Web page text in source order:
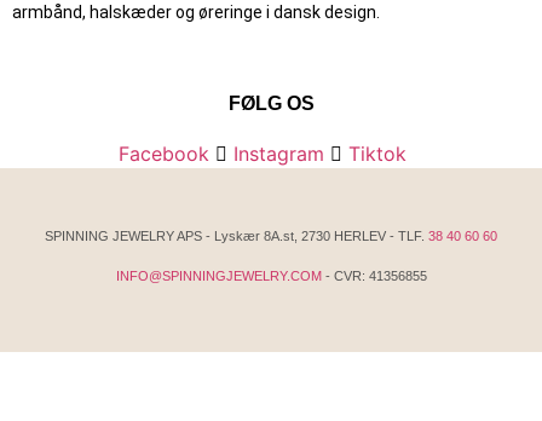
armbånd, halskæder og øreringe i dansk design.
FØLG OS
Facebook Instagram Tiktok
SPINNING JEWELRY APS - Lyskær 8A.st, 2730 HERLEV - TLF. 38 40 60 60
INFO@SPINNINGJEWELRY.COM- CVR: 41356855